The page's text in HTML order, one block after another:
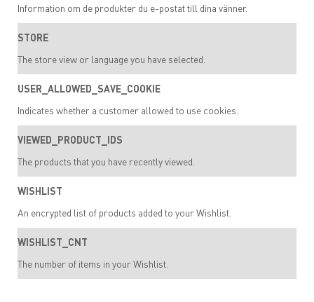
Information om de produkter du e-postat till dina vänner.
STORE
The store view or language you have selected.
USER_ALLOWED_SAVE_COOKIE
Indicates whether a customer allowed to use cookies.
VIEWED_PRODUCT_IDS
The products that you have recently viewed.
WISHLIST
An encrypted list of products added to your Wishlist.
WISHLIST_CNT
The number of items in your Wishlist.